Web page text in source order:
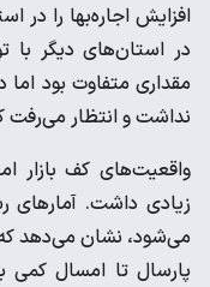
در استان‌های دیگر
نداشت و انتظار می‌رفت
واقعیت‌های کف بازار
زیادی داشت. آمارهای
می‌شود، نشان می‌دهد